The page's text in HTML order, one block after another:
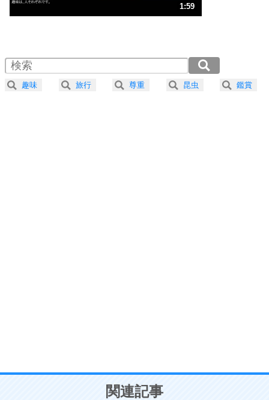
人生、なんとかなるもの。
気楽に生きる30の方法
4 器の大きい人は、怒りを優しさで表現する。
プラス思考
ことが大切。
1:59
2.0倍速 （235KB 59秒）
2.5倍速 （188KB 47秒）
3.0倍速 （157KB 39秒）
趣味 旅行 尊重 昆虫 鑑賞
関連記事